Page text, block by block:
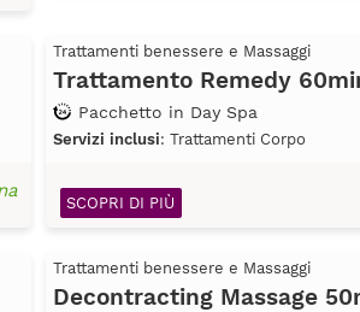
Trattamenti benessere e Massaggi
Trattamento Remedy
Pacchetto in Day Spa
Servizi inclusi: Trattamenti Corpo
SCOPRI DI PIÙ
Trattamenti benessere e Massaggi
Decontracting Massage